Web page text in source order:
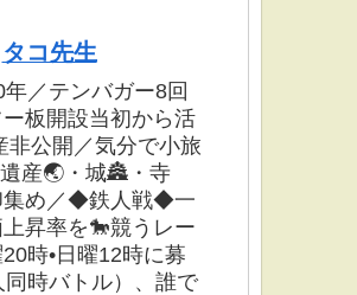
タコ先生
／テンバガー8回
板開設当初から活
非公開／気分で小旅
産🌏・城🏯・寺
め／◆鉄人戦◆一
昇率を🐎競うレー
時•日曜12時に募
時バトル）、誰で